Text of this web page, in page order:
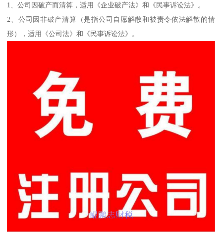
1、公司因破产而清算，适用《企业破产法》和《民事诉讼法》。
2、公司因非破产清算（是指公司自愿解散和被责令依法解散的情
形），适用《公司法》和《民事诉讼法》。